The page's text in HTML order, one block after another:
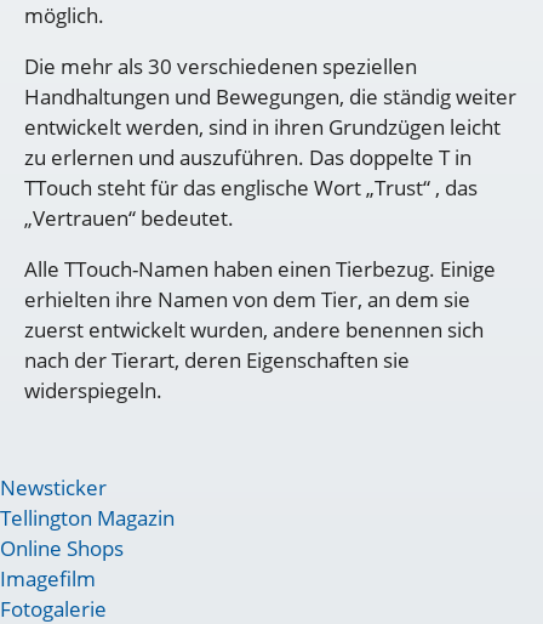
möglich.
Die mehr als 30 verschiedenen speziellen
Handhaltungen und Bewegungen, die ständig weiter
entwickelt werden, sind in ihren Grundzügen leicht
zu erlernen und auszuführen. Das doppelte T in
TTouch steht für das englische Wort „Trust“ , das
„Vertrauen“ bedeutet.
Alle TTouch-Namen haben einen Tierbezug. Einige
erhielten ihre Namen von dem Tier, an dem sie
zuerst entwickelt wurden, andere benennen sich
nach der Tierart, deren Eigenschaften sie
widerspiegeln.
Newsticker
Tellington Magazin
Online Shops
Imagefilm
Fotogalerie